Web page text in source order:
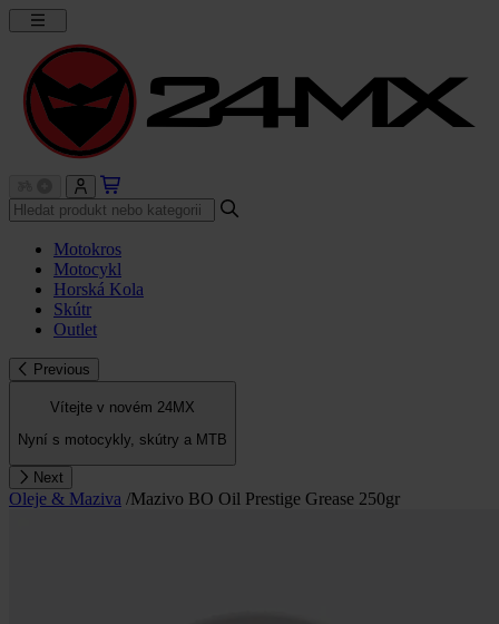
Motokros
Motocykl
Horská Kola
Skútr
Outlet
Previous
Vítejte v novém 24MX
Nyní s motocykly, skútry a MTB
Next
Oleje & Maziva /Mazivo BO Oil Prestige Grease 250gr